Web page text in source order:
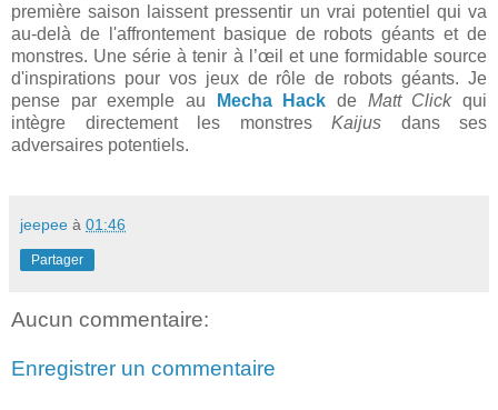
première saison laissent pressentir un vrai potentiel qui va
au-delà de l'affrontement basique de robots géants et de
monstres. Une série à tenir à l’œil et une formidable source
d'inspirations pour vos jeux de rôle de robots géants. Je
pense par exemple au
Mecha Hack de Matt Clickqui
intègre directement les monstres Kaijus dans ses
adversaires potentiels.
jeepee à 01:46
Partager
Aucun commentaire:
Enregistrer un commentaire